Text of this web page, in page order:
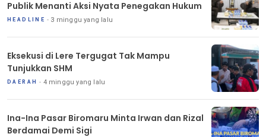
Publik Menanti Aksi Nyata Penegakan Hukum
HEADLINE 3 minggu yang lalu
Eksekusi di Lere Tergugat Tak Mampu
Tunjukkan SHM
DAERAH 4 minggu yang lalu
Ina-Ina Pasar Biromaru Minta Irwan dan Rizal
Berdamai Demi Sigi